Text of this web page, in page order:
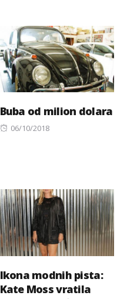
Buba od milion dolara
Posted
06/10/2018
Ikona modnih pista:
Kate Moss vratila